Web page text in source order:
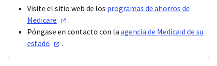
Visite el sitio web de los programas de ahorros de
Medicare
.
Póngase en contacto con la agencia de Medicaid de su
estado
.